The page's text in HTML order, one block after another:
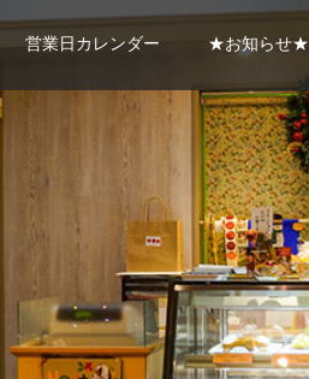
営業日カレンダー ★お知らせ★